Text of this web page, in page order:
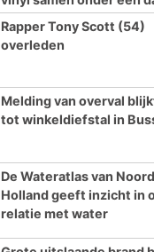
Rapper Tony Scott (54)
overleden
Melding van overval
tot winkeldiefstal in
De Wateratlas van
Holland geeft inzicht in
relatie met water